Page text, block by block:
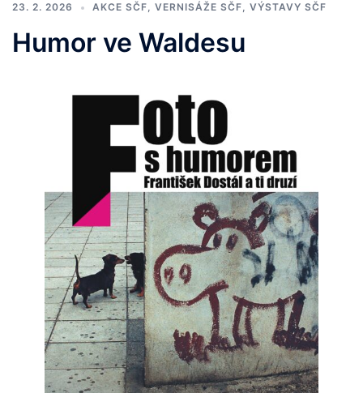
23. 2. 2026 AKCE SČF, VERNISÁŽE SČF, VÝSTAVY SČF
Humor ve Waldesu